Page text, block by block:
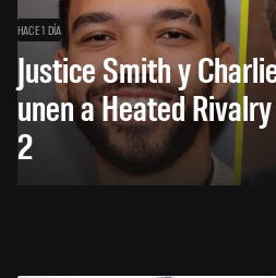
HACE 1 DÍA
Justice Smith y
unen a Heated
2